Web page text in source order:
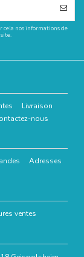
cela nos informations de
Livraison
nous
Adresses
ventes